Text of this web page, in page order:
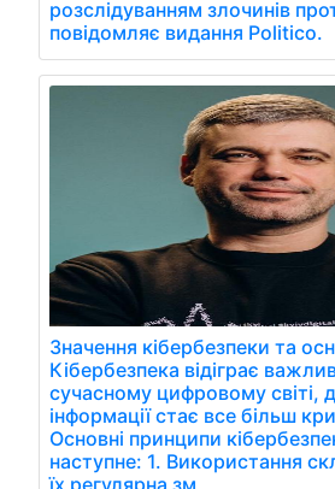
розслідуванням злочинів
повідомляє видання Politico.
Значення кібербезпеки та
Кібербезпека відіграє
сучасному цифровому світі,
інформації стає все більш
Основні принципи
наступне: 1. Використання
їх регулярна зм